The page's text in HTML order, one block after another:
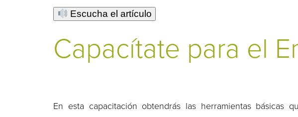
Escucha el artículo
Capacítate para el
En esta capacitación obtendrás las herramientas básicas